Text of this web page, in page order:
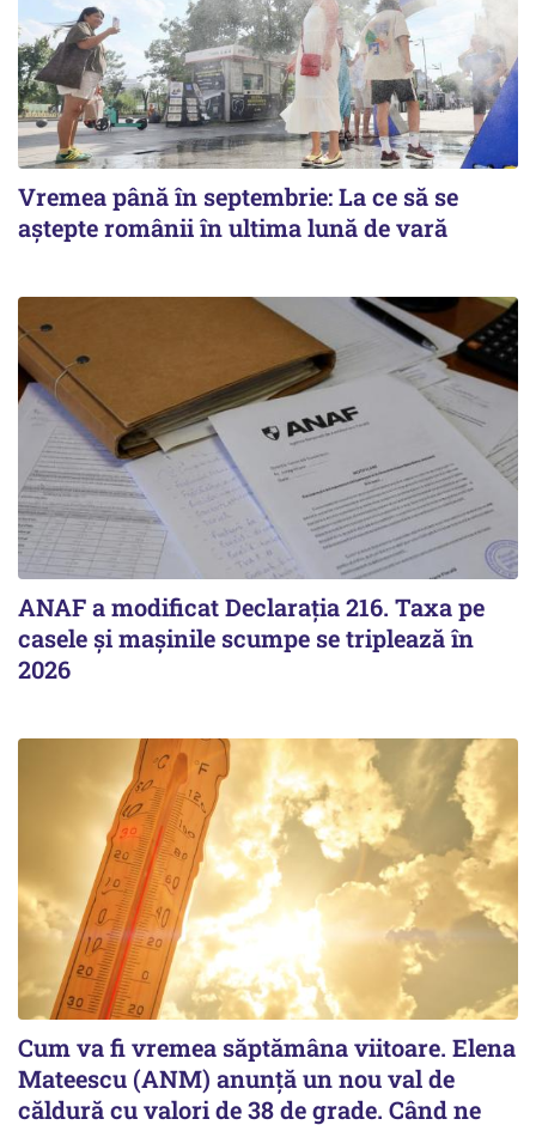
Vremea până în septembrie: La ce să se
aștepte românii în ultima lună de vară
ANAF a modificat Declarația 216. Taxa pe
casele și mașinile scumpe se triplează în
2026
Cum va fi vremea săptămâna viitoare. Elena
Mateescu (ANM) anunță un nou val de
căldură cu valori de 38 de grade. Când ne